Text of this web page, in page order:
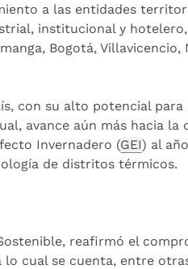
a las entidades
institucional y
Bogotá, Villavicencio,
con su alto potencial para
avance aún más hacia la
Invernadero (GEI) al
de distritos térmicos.
reafirmó el
cual se cuenta, entre